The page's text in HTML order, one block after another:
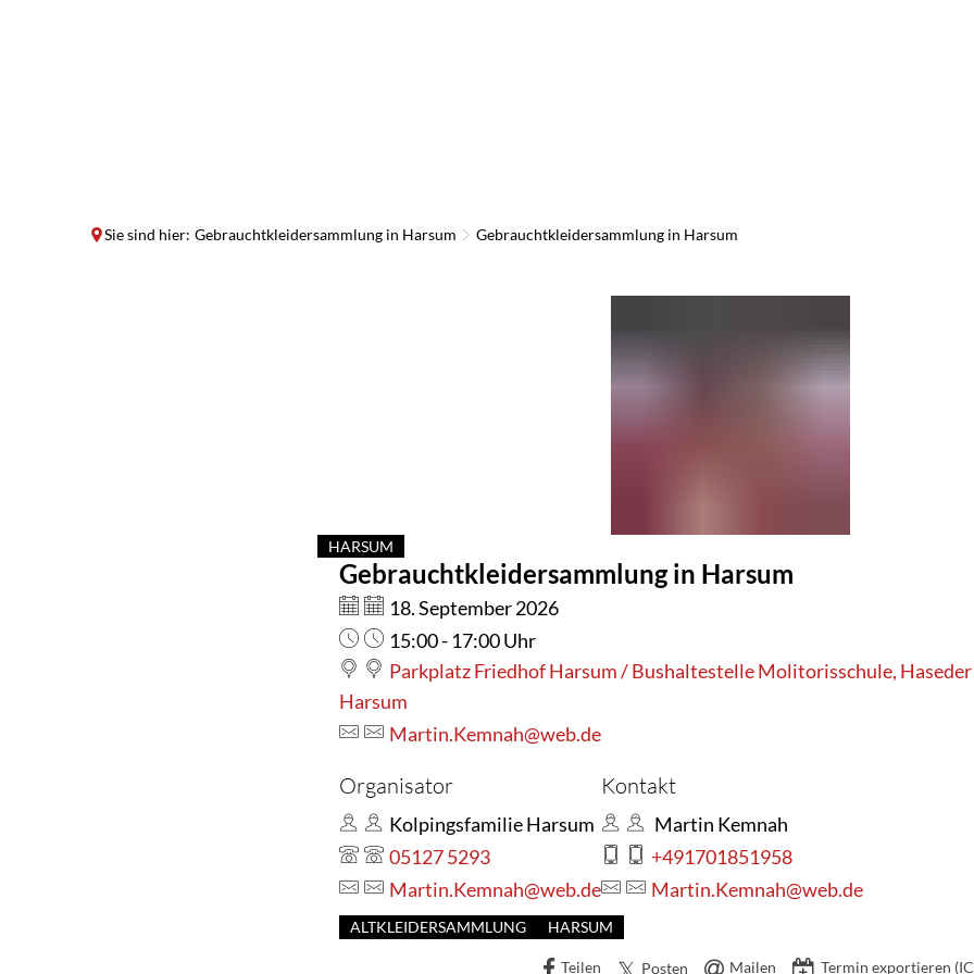
Sie sind hier: Gebrauchtkleidersammlung in Harsum Gebrauchtkleidersammlung in Harsum
HARSUM
KATEGORIE: HARSUM
Gebrauchtkleidersammlung in Harsum
Datum:
18. September 2026
Uhrzeit:
15:00 - 17:00 Uhr
Parkplatz Friedhof Harsum / Bushaltestelle Molitorisschule,
Harsum
Martin.Kemnah@web.de
Organisator
Kolpingsfamilie Harsum
05127 5293
Martin.Kemnah@web.de
Kontakt
Martin Kemnah
+491701851958
Martin.Kemnah@web.de
ALTKLEIDERSAMMLUNG HARSUM
Teilen Posten Mailen Termin exportieren